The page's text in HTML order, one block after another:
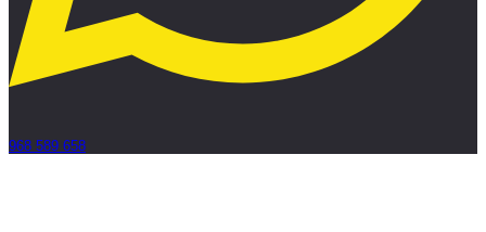
968 589 658